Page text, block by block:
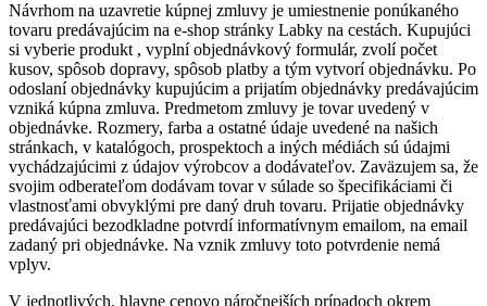
Návrhom na uzavretie kúpnej zmluvy je umiestnenie ponúkaného
tovaru predávajúcim na e-shop stránky Labky na cestách. Kupujúci
si vyberie produkt , vyplní objednávkový formulár, zvolí počet
kusov, spôsob dopravy, spôsob platby a tým vytvorí objednávku. Po
odoslaní objednávky kupujúcim a prijatím objednávky predávajúcim
vzniká kúpna zmluva. Predmetom zmluvy je tovar uvedený v
objednávke. Rozmery, farba a ostatné údaje uvedené na našich
stránkach, v katalógoch, prospektoch a iných médiách sú údajmi
vychádzajúcimi z údajov výrobcov a dodávateľov. Zaväzujem sa, že
svojim odberateľom dodávam tovar v súlade so špecifikáciami či
vlastnosťami obvyklými pre daný druh tovaru. Prijatie objednávky
predávajúci bezodkladne potvrdí informatívnym emailom, na email
zadaný pri objednávke. Na vznik zmluvy toto potvrdenie nemá
vplyv.
V jednotlivých, hlavne cenovo náročnejších prípadoch okrem